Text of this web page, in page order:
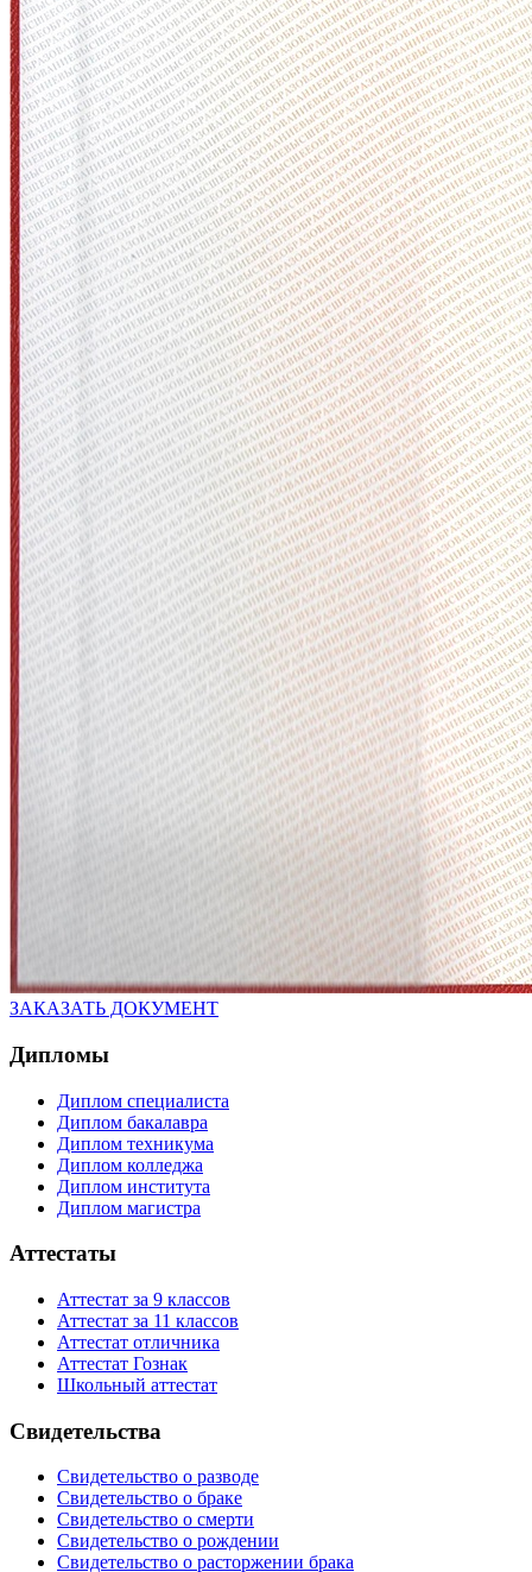
ЗАКАЗАТЬ ДОКУМЕНТ
Дипломы
Диплом специалиста
Диплом бакалавра
Диплом техникума
Диплом колледжа
Диплом института
Диплом магистра
Аттестаты
Аттестат за 9 классов
Аттестат за 11 классов
Аттестат отличника
Аттестат Гознак
Школьный аттестат
Свидетельства
Свидетельство о разводе
Свидетельство о браке
Свидетельство о смерти
Свидетельство о рождении
Свидетельство о расторжении брака